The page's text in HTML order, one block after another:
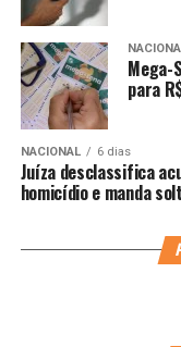
Mega-
para
NACIONAL 6 dias
Juíza desclassifica
homicídio e manda